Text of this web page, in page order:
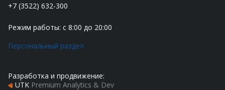
+7 (3522) 632-300
Режим работы: с 8:00 до 20:00
Персональный раздел
Разработка и продвижение:
UTK Premium Analytics & Dev